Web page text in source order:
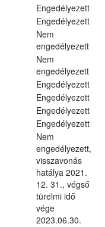
Engedélyezett
Engedélyezett
Nem
engedélyezett
Nem
engedélyezett
Engedélyezett
Engedélyezett
Engedélyezett
Engedélyezett
Nem
engedélyezett,
visszavonás
hatálya 2021.
12. 31., végső
türelmi idő
vége
2023.06.30.